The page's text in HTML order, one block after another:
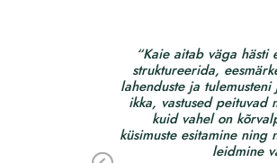
“Kaie aitab väga hästi
struktureerida,
lahenduste ja
ikka, vastused peituvad
kuid vahel on
küsimuste esitamine ning
leidmine